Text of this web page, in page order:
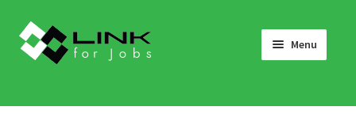
to
navigation
to
content
Menu